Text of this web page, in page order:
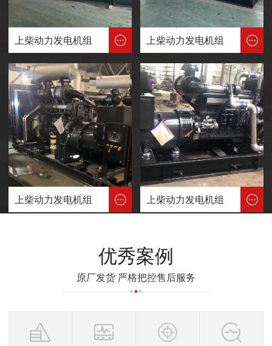
上柴动力发电机组 上柴动力发电机组
上柴动力发电机组 上柴动力发电机组
优秀案例
原厂发货 严格把控售后服务